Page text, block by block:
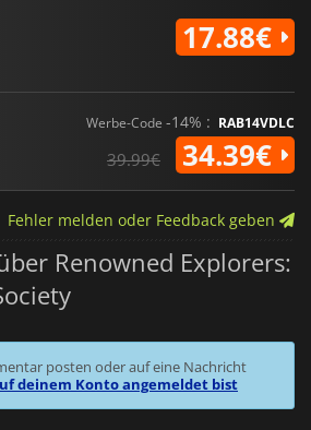
17.88€
Werbe-Code -14% : RAB14VDLC
39.99€ 34.39€
Fehler melden oder Feedback geben
Renowned Explorers:
posten oder auf eine Nachricht
deinem Konto angemeldet bist